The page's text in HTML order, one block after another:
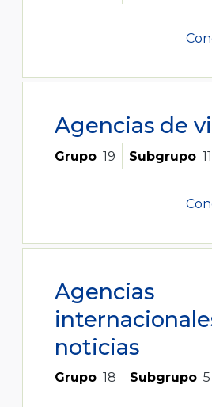
Agencias de
Grupo 19 Subgrupo 11
Agencias
noticias
Grupo 18 Subgrupo 5